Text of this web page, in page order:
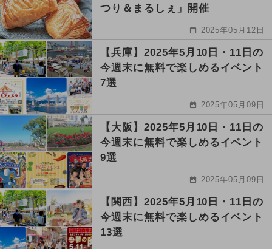
つり＆まるしぇ」開催
2025年05月12日
【兵庫】2025年5月10日・11日の
今週末に無料で楽しめるイベント
7選
2025年05月09日
【大阪】2025年5月10日・11日の
今週末に無料で楽しめるイベント
9選
2025年05月09日
【関西】2025年5月10日・11日の
今週末に無料で楽しめるイベント
13選